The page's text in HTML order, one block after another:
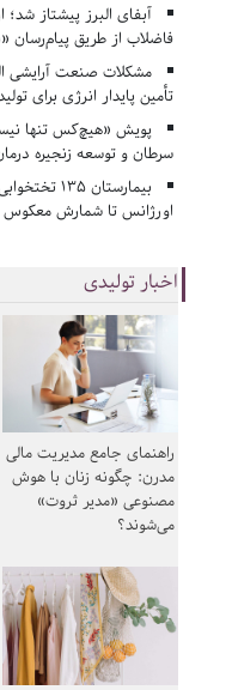
فاضلاب از طریق پیام‌رسان
مشکلات صنعت آرایشی
تأمین پایدار انرژی برای
پویش «هیچ‌کس تنها
سرطان و توسعه زنجیره
بیمارستان
اورژانس تا شمارش معکوس
اخبار تولیدی
راهنمای جامع مدیریت مالی
مدرن: چگونه زنان با هوش
مصنوعی «مدیر ثروت»
می‌شوند؟